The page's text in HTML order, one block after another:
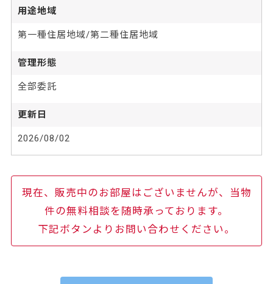
用途地域
第一種住居地域/第二種住居地域
管理形態
全部委託
更新日
2026/08/02
現在、販売中のお部屋はございませんが、当物
件の無料相談を随時承っております。
下記ボタンよりお問い合わせください。